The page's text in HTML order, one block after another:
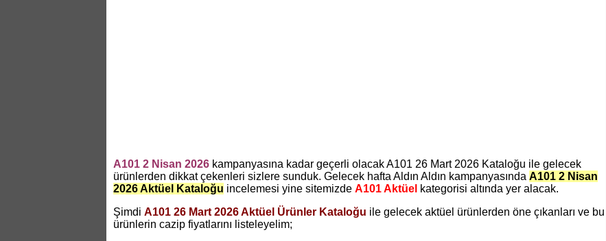
A101 2 Nisan 2026kampanyasına kadar geçerli olacak A101 26 Mart 2026 Kataloğu ile gelecek
ürünlerden dikkat çekenleri sizlere sunduk. Gelecek hafta Aldın Aldın kampanyasında A101 2 Nisan
2026 Aktüel Kataloğu incelemesi yine sitemizde A101 Aktüel kategorisi altında yer alacak.
Şimdi A101 26 Mart 2026 Aktüel Ürünler Kataloğu ile gelecek aktüel ürünlerden öne çıkanları ve bu
ürünlerin cazip fiyatlarını listeleyelim;